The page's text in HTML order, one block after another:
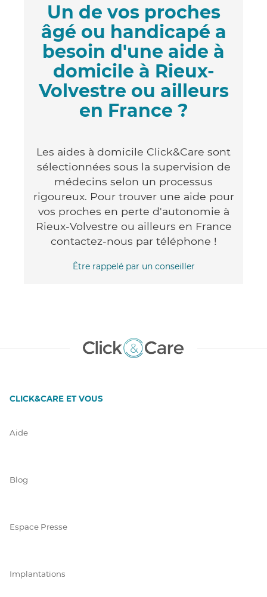
Un de vos proches
âgé ou handicapé a
besoin d'une aide à
domicile à Rieux-
Volvestre ou ailleurs
en France ?
Les aides à domicile Click&Care sont
sélectionnées sous la supervision de
médecins selon un processus
rigoureux. Pour trouver une aide pour
vos proches en perte d'autonomie à
Rieux-Volvestre ou ailleurs en France
contactez-nous par téléphone !
Être rappelé par un conseiller
CLICK&CARE ET VOUS
Aide
Blog
Espace Presse
Implantations